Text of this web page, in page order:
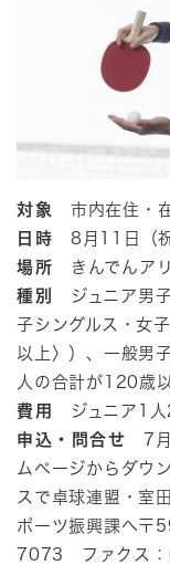
対象
市内在住・
日時 8月11日（
場所 きんでんア
種別
ジュニア男
子シングルス・女
以上〉）、一般男
人の合計が120歳以
費用
ジュニア1
申込・問合せ 7月
ムページからダウ
スで卓球連盟・
ポーツ振興課へ
7073 ファクス